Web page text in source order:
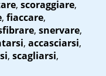
, scoraggiare,
, fiaccare,
, snervare,
, accasciarsi,
, scagliarsi,